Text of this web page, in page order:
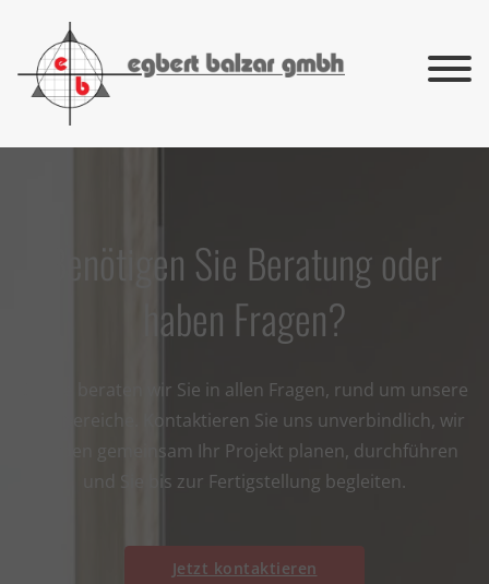
Benötigen Sie Beratung oder
haben Fragen?
Gerne beraten wir Sie in allen Fragen, rund um unsere
Fachbereiche. Kontaktieren Sie uns unverbindlich, wir
werden gemeinsam Ihr Projekt planen, durchführen
und Sie bis zur Fertigstellung begleiten.
Jetzt kontaktieren